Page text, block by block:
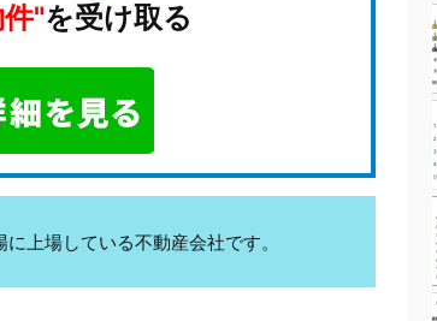
"を受け取る
上場している不動産会社です。